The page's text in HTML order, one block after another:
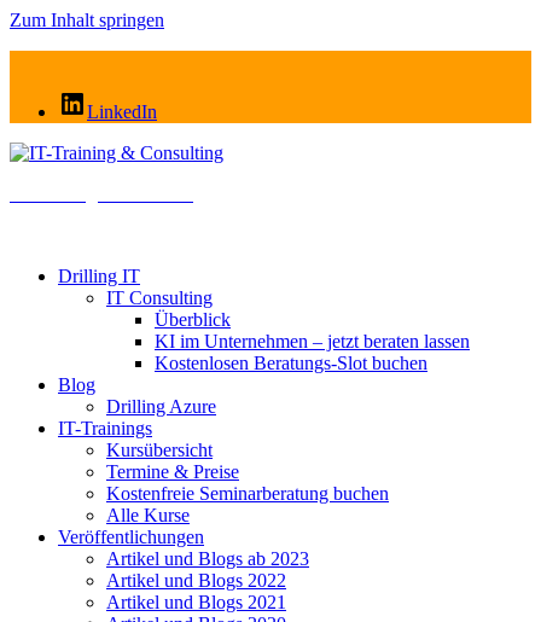
Zum Inhalt springen
LinkedIn
Drilling IT
IT Consulting
Überblick
KI im Unternehmen – jetzt beraten lassen
Kostenlosen Beratungs-Slot buchen
Blog
Drilling Azure
IT-Trainings
Kursübersicht
Termine & Preise
Kostenfreie Seminarberatung buchen
Alle Kurse
Veröffentlichungen
Artikel und Blogs ab 2023
Artikel und Blogs 2022
Artikel und Blogs 2021